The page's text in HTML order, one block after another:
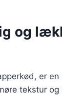
og
er
tekstur